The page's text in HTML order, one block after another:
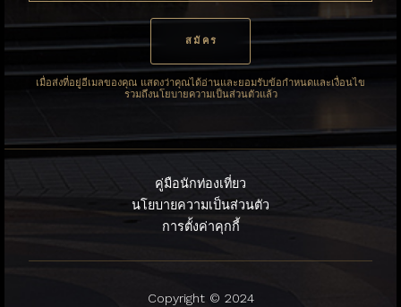
เมื่อส่งที่อยู่อีเมลของคุณ แสดงว่าคุณได้อ่านและยอมรับข้อกำหนดและเงื่อนไข
รวมถึงนโยบายความเป็นส่วนตัวแล้ว
Copyright © 2024
คู่มือนักท่องเที่ยว
นโยบายความเป็นส่วนตัว
การตั้งค่าคุกกี้